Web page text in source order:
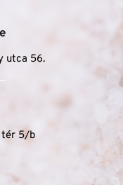
utca 56.
tér 5/b